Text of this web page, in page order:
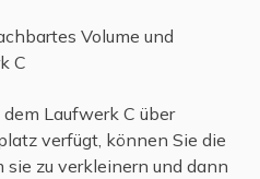
Volume und
C
Laufwerk C über
verfügt, können Sie die
sie zu verkleinern und dann